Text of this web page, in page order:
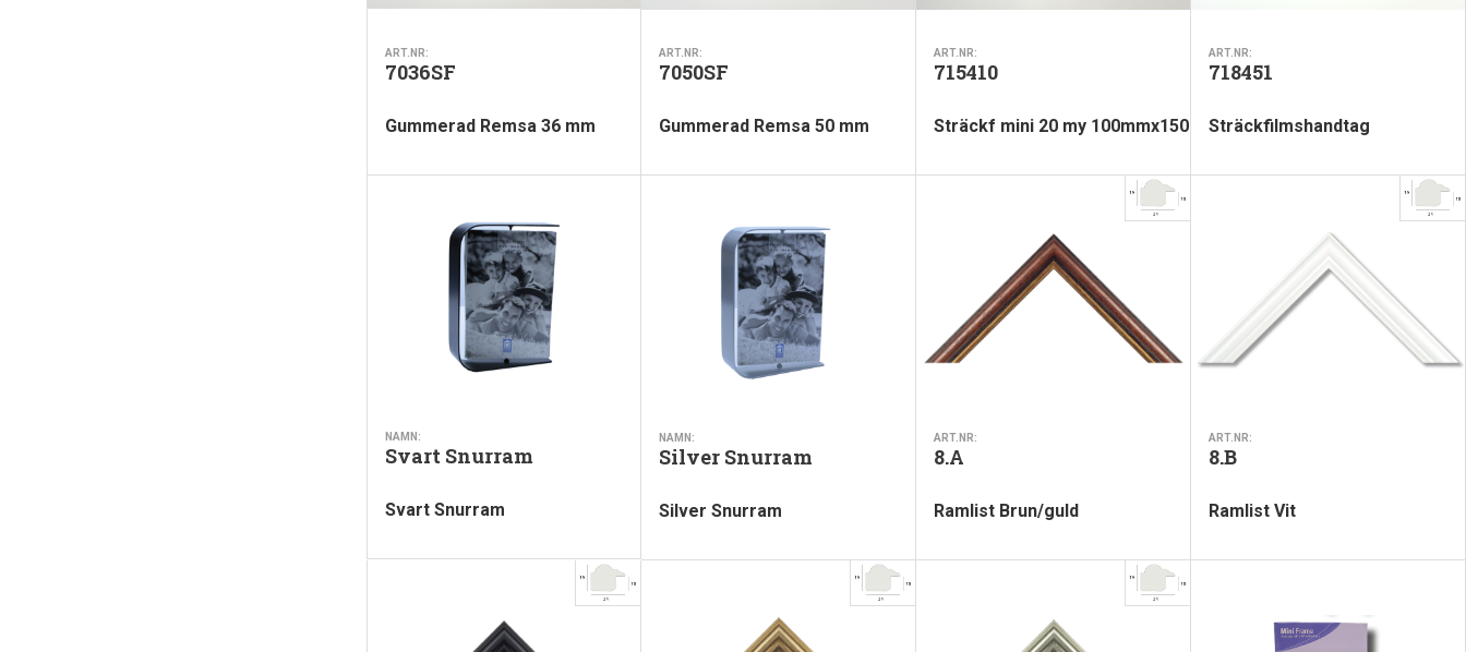
ART.NR:
7036SF
Gummerad Remsa 36 mm
ART.NR:
7050SF
Gummerad Remsa 50 mm
ART.NR:
715410
Sträckf mini 20 my 100mmx150m
ART.NR:
718451
Sträckfilmshandtag
NAMN:
Svart Snurram
Svart Snurram
NAMN:
Silver Snurram
Silver Snurram
ART.NR:
8.A
Ramlist Brun/guld
ART.NR:
8.B
Ramlist Vit